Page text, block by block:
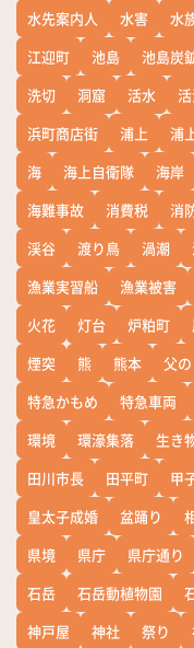
水先案内人
水害 水
江迎町
池島 池島炭
洗切
洞窟 活水
浜町商店街
浦上 浦
海
海上自衛隊 海岸
海難事故
消費税 消
渓谷
渡り鳥 渦潮
漁業実習船
漁業被害
火花
灯台 炉粕町
煙突
熊 熊本 父の
特急かもめ
特急車両
環境
環濠集落 生き
田川市長
田平町 甲
皇太子成婚
盆踊り
県境
県庁 県庁通り
石岳
石岳動植物園
神戸屋
神社 祭り